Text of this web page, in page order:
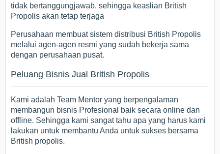
tidak bertanggungjawab, sehingga keaslian British
Propolis akan tetap terjaga
Perusahaan membuat sistem distribusi British Propolis
melalui agen-agen resmi yang sudah bekerja sama
dengan perusahaan pusat.
Peluang Bisnis Jual British Propolis
Kami adalah Team Mentor yang berpengalaman
membangun bisnis Profesional baik secara online dan
offline. Sehingga kami sangat tahu apa yang harus kami
lakukan untuk membantu Anda untuk sukses bersama
British propolis.